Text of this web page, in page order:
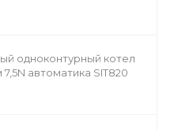
одноконтурный котел
автоматика SIT820